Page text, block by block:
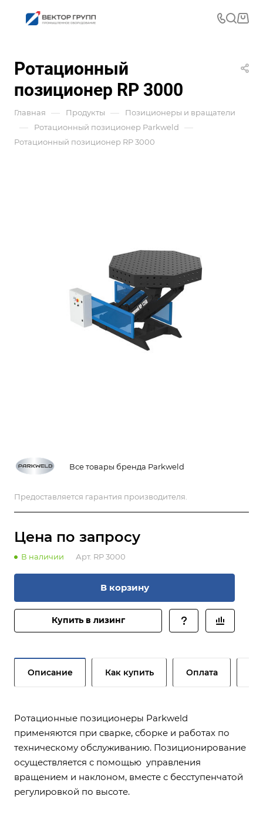
Ротационный
позиционер RP 3000
Главная — Продукты — Позиционеры и вращатели
— Ротационный позиционер Parkweld —
Ротационный позиционер RP 3000
Все товары бренда Parkweld
Предоставляется гарантия производителя.
Цена по запросу
В наличии Арт. RP 3000
В корзину
Купить в лизинг
Описание Как купить Оплата
Ротационные позиционеры Parkweld
применяются при сварке, сборке и работах по
техническому обслуживанию. Позиционирование
осуществляется с помощью управления
вращением и наклоном, вместе с бесступенчатой
регулировкой по высоте.